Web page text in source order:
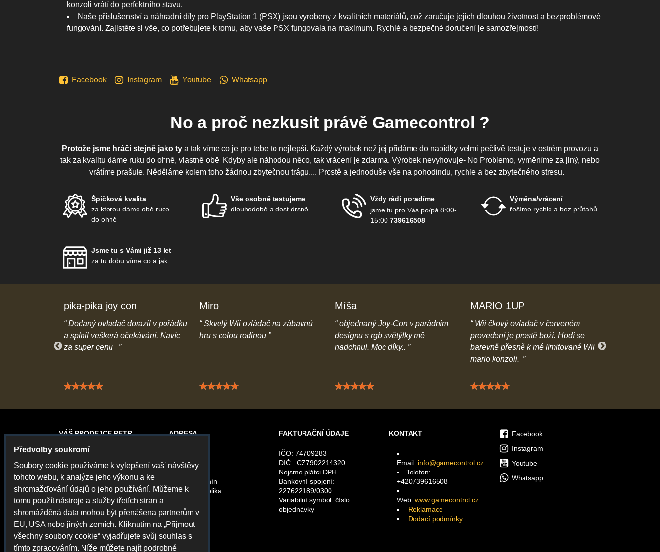
konzoli vrátí do perfektního stavu.
Naše příslušenství a náhradní díly pro PlayStation 1 (PSX) jsou vyrobeny z kvalitních materiálů, což zaručuje jejich dlouhou životnost a bezproblémové
fungování. Zajistěte si vše, co potřebujete k tomu, aby vaše PSX fungovala na maximum. Rychlé a bezpečné doručení je samozřejmostí!
Facebook Instagram Youtube Whatsapp
No a proč nezkusit právě Gamecontrol ?
Protože jsme hráči stejně jako tya tak víme co je pro tebe to nejlepší. Každý výrobek než jej přidáme do nabídky velmi pečlivě testuje v ostrém provozu a
tak za kvalitu dáme ruku do ohně, vlastně obě. Kdyby ale náhodou něco, tak vrácení je zdarma. Výrobek nevyhovuje- No Problemo, vyměníme za jiný, nebo
vrátíme prašule. Něděláme kolem toho žádnou zbytečnou trágu.... Prostě a jednoduše vše na pohodindu, rychle a bez zbytečného stresu.
Špičková kvalita
za kterou dáme obě ruce
do ohně
Vše osobně testujeme
dlouhodobě a dost drsně
Vždy rádi poradíme
jsme tu pro Vás po/pá 8:00-
15:00 739616508
Výměna/vrácení
řešíme rychle a bez průtahů
Jsme tu s Vámi již 13 let
za tu dobu víme co a jak
pika-pika joy con
Dodaný ovladač dorazil v pořádku
a splnil veškerá očekávání. Navíc
za super cenu
Hodnocení: 5 / 5
Miro
Skvelý Wii ovládač na zábavnú
hru s celou rodinou
Hodnocení: 5 / 5
Míša
objednaný Joy-Con v parádním
designu s rgb světýlky mě
nadchnul. Moc díky..
Hodnocení: 5 / 5
MARIO 1UP
Wii čkový ovladač v červeném
provedení je prostě boží. Hodí se
barevně přesně k mé limitované Wii
mario konzoli.
Hodnocení: 5 / 5
předčil mé
VÁŠ PRODEJCE PETR ADRESA
Petr Chvál
Rybářská 13
69501 Hodonín
Česká Republika
FAKTURAČNÍ ÚDAJE
IČO: 74709283
DIČ: CZ7902214320
Nejsme plátci DPH
Bankovní spojení:
227622189/0300
Variabilní symbol: číslo
objednávky
KONTAKT
Email: info@gamecontrol.cz
Telefon:
+420739616508
Web: www.gamecontrol.cz
Reklamace
Dodací podmínky
Facebook
Instagram
Youtube
Whatsapp
Předvolby soukromí
Soubory cookie používáme k vylepšení vaší návštěvy
tohoto webu, k analýze jeho výkonu a ke
shromažďování údajů o jeho používání. Můžeme k
tomu použít nástroje a služby třetích stran a
shromážděná data mohou být přenášena partnerům v
EU, USA nebo jiných zemích. Kliknutím na „Přijmout
všechny soubory cookie“ vyjadřujete svůj souhlas s
tímto zpracováním. Níže můžete najít podrobné